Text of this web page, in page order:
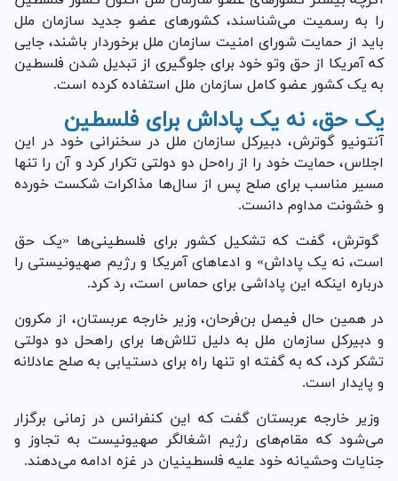
را به رسمیت می‌شناسند، کشور‌های عضو جدید سازمان ملل
باید از حمایت شورای امنیت سازمان ملل برخوردار باشند، جایی
که آمریکا از حق وتو خود برای جلوگیری از تبدیل شدن فلسطین
به یک کشور عضو کامل سازمان ملل استفاده کرده است.
یک حق، نه یک پاداش برای فلسطین
آنتونیو گوترش، دبیرکل سازمان ملل در سخنرانی خود در این
اجلاس، حمایت خود را از راه‌حل دو دولتی تکرار کرد و آن را تنها
مسیر مناسب برای صلح پس از سال‌ها مذاکرات شکست خورده
و خشونت مداوم دانست.
گوترش، گفت که تشکیل کشور برای فلسطینی‌ها «یک حق
است، نه یک پاداش» و ادعا‌های آمریکا و رژیم صهیونیستی را
درباره اینکه این پاداشی برای حماس است، رد کرد.
در همین حال فیصل بن‌‎فرحان، وزیر خارجه عربستان، از مکرون
و دبیرکل سازمان ملل به دلیل تلاش‌ها برای راه‎حل دو دولتی
تشکر کرد، که به گفته او تنها راه برای دستیابی به صلح عادلانه
و پایدار است.
وزیر خارجه عربستان گفت که این کنفرانس در زمانی برگزار
می‌شود که مقام‌های رژیم اشغالگر صهیونیست به تجاوز و
جنایات وحشیانه خود علیه فلسطینیان در غزه ادامه می‌دهند.